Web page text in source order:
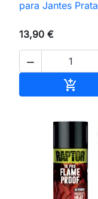
para Jantes Prata
13,90 €

